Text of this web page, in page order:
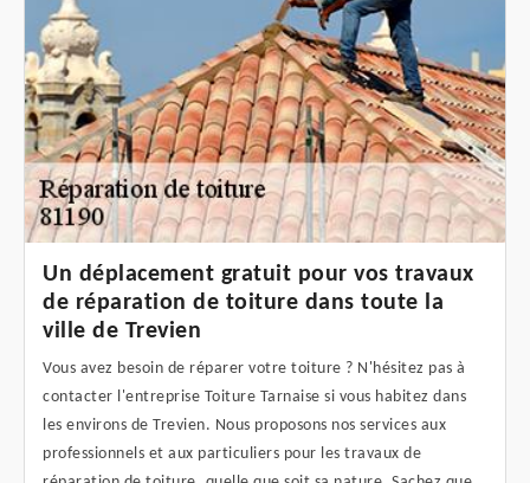
Un déplacement gratuit pour vos travaux
de réparation de toiture dans toute la
ville de Trevien
Vous avez besoin de réparer votre toiture ? N'hésitez pas à
contacter l'entreprise Toiture Tarnaise si vous habitez dans
les environs de Trevien. Nous proposons nos services aux
professionnels et aux particuliers pour les travaux de